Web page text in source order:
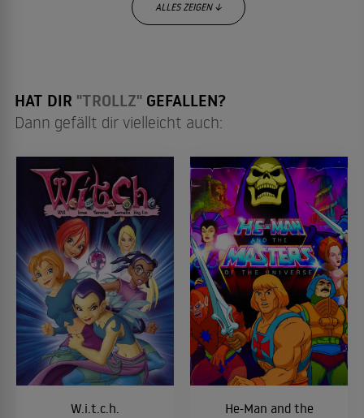
ALLES ZEIGEN ↓
HAT DIR "TROLLZ" GEFALLEN?
Dann gefällt dir vielleicht auch:
W.i.t.c.h.
He-Man and the